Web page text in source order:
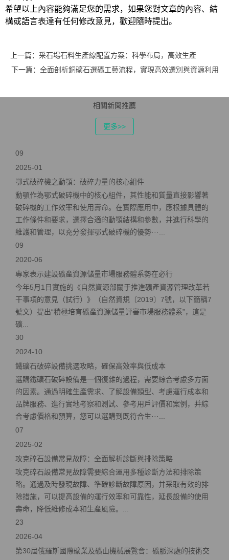
希望以上內容能夠滿足您的需求，如果您對文章的內容、結
構或語言表達有任何修改意見，歡迎隨時提出。
上一篇： 采石場石料生產線配置方案：科學布局，高效生產
下一篇： 全面剖析銅礦石選礦工藝流程，實現高效選別與資源利用
相關新聞推薦
更多>>
09
2025-01
鄂式破碎機之動顎：破碎力量的核心組件
動顎作為鄂式破碎機中的核心組件，其性能和質量直接影響著
破碎機的工作效率和使用壽命。在實際應用中，應根據具體的
工作條件和要求，選擇合適的動顎結構和參數，并進行科學的
維護和管理，以充分發揮鄂式破碎機的優勢···...
09
2020-06
專家表示建設礦產資源儲量市場服務體系勢在必行
今年5月1日實施的《自然資源部關于推進礦產資源管理改革若
干事項的意見（試行）》（自然資規〔2019〕7號，以下簡稱7
號文）提出“積極培育礦產資源儲量評審市場服務體系”，這是
礦...
30
2024-10
鐵礦石破碎設備挑選攻略，確保高效率與低成本
選購鐵礦石破碎設備是一個復雜的過程，需要綜合考慮多方面
的因素。通過明確生產需求、了解設備類型、考慮運行成本和
品牌服務、進行實地考察和測試、參考用戶評價和案例，并綜
合考慮價格和預算，您可以選購到既符合生···...
07
2025-02
攻克碎石設備常見故障：全面解析診斷與排除策略
攻克碎石設備常見故障需要綜合運用多種診斷方法和排除策
略。通過及時發現故障、準確診斷故障原因，并采取有效的排
除措施，可以提高設備的運行效率和可靠性，延長設備的使用
壽命，降低維修成本和生產風險。...
23
2026-04
第30屆俄羅斯國際礦業及礦山機械展覽會：礦脈深處的技術交